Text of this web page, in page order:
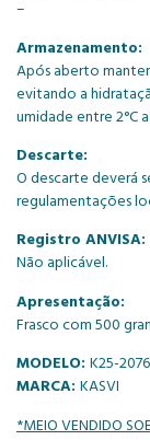
–
Armazenamento:
Após aberto
evitando a
umidade entre 2°C a
Descarte:
O descarte deverá
regulamentações
Registro ANVISA:
Não aplicável.
Apresentação:
Frasco com 500
MODELO: K25-2076
MARCA: KASVI
*MEIO VENDIDO